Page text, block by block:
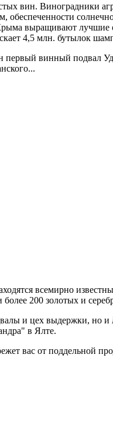
вин. Виноградники
выращивают лучшие
4,5 млн. бутылок
винный подвал
всемирно
200 золотых и
и цех выдержки, но и
в Ялте.
вас от поддельной